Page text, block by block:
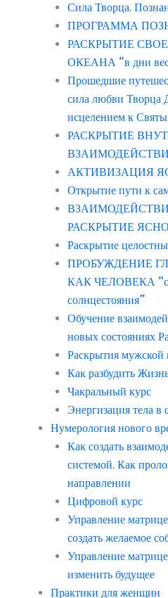
Сила Творца.
ПРОГРАММА
РАСКРЫТИЕ
ОКЕАНА “в дни
Прошедшие
сила любви
исцелением к
РАСКРЫТИЕ
АКТИВИЗАЦИЯ
Открытие пути к
РАСКРЫТИЕ
Раскрытие
ПРОБУЖДЕНИЕ
КАК ЧЕЛОВЕКА
солнцестояния”
Обучение
новых состояниях
Раскрытия мужской
Как разбудить
Чакральный курс
Энергизация тела
Нумерология нового
Как создать
системой. Как
направлении
Цифровой курс
Управление
создать желаемое
Управление
изменить будущее
Практики для женщин